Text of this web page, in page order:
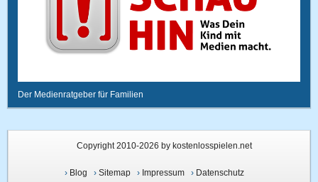
Der Medienratgeber für Familien
Copyright 2010-2026 by kostenlosspielen.net
› Blog › Sitemap› Impressum› Datenschutz